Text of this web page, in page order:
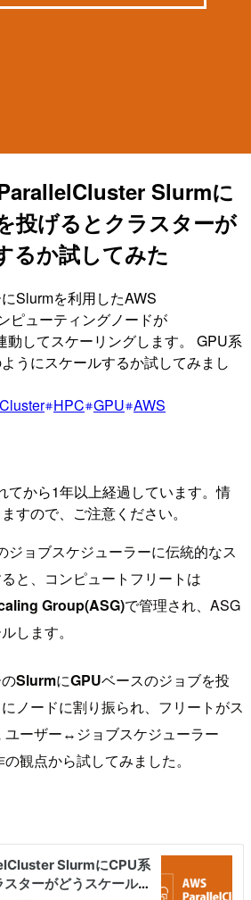
Slurmに
投げるとクラスターが
るか試してみた
Slurmを利用したAWS
ピューティングノードが
動してスケーリングします。 GPU系
うにスケールするか試してみまし
HPC GPU AWS
てから1年以上経過しています。情
すので、ご注意ください。
ジョブスケジューラーに伝統的なス
と、コンピュートフリートは
Group(ASG)で管理され、ASG
します。
SlurmにGPUベースのジョブを投
ノードに割り振られ、フリートがス
ユーザー↔ジョブスケジューラー
観点から試してみました。